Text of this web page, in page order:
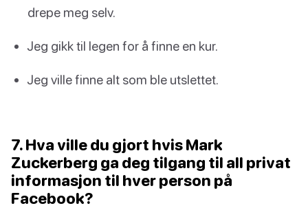
drepe meg selv.
Jeg gikk til legen for å finne en kur.
Jeg ville finne alt som ble utslettet.
7. Hva ville du gjort hvis Mark
Zuckerberg ga deg tilgang til all privat
informasjon til hver person på
Facebook?